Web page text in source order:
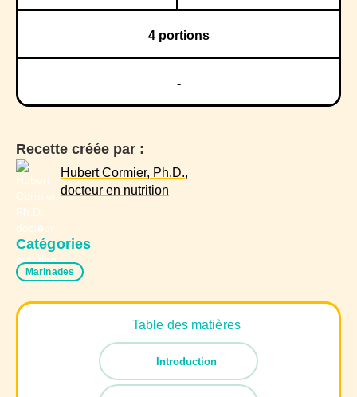
4portions
-
Recette créée par :
Hubert Cormier, Ph.D.,
docteur en nutrition
Catégories
Marinades
Table des matières
Introduction